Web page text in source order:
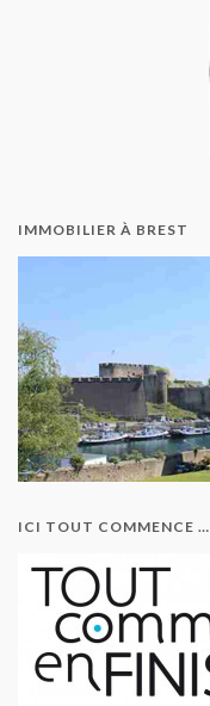
IMMOBILIER À BREST
ICI TOUT COMMENCE …